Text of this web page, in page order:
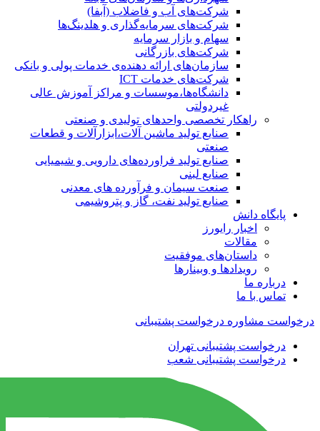
شرکت‌های آب و فاضلاب (آبفا)
شرکت‌های سرمایه‌گذاری و هلدینگ‌ها
سهام و بازار سرمایه
شرکت‌های بازرگانی
سازمان‌های ارائه دهنده‌ی خدمات پولی و بانکی
شرکت‌های خدمات ICT
دانشگاه‌ها،موسسات و مراکز آموزش عالی
غیردولتی
راهکار تخصصی واحدهای تولیدی و صنعتی
صنایع توليد ماشين آلات،ابزارآلات و قطعات
صنعتی
صنایع تولید فراورده‌های دارویی و شیمیایی
صنایع لبنی
صنعت سیمان و فرآورده های معدنی
صنایع تولید نفت، گاز و پتروشيمی
پایگاه دانش
اخبار رایورز
مقالات
داستان‌های موفقیت
رویدادها و وبینارها
درباره ما
تماس با ما
درخواست مشاوره درخواست پشتیبانی
درخواست پشتیبانی تهران
درخواست پشتیبانی شعب